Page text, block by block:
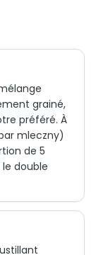
grainé,
préféré. À
mleczny)
de 5
double